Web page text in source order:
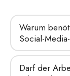
Warum
Social-
Darf der